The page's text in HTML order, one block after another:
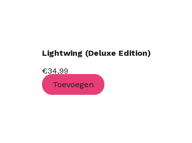
Lightwing (Deluxe Edition)
€34,99
Toevoegen